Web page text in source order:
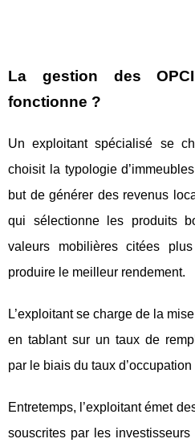
La gestion des
fonctionne ?
Un exploitant spécialisé se
choisit la typologie
but de générer des revenus
qui sélectionne les produits
valeurs mobilières citées
produire le meilleur rendement.
L’exploitant se charge de la
en tablant sur un taux de
par le biais du taux
Entretemps, l’exploitant émet
souscrites par les